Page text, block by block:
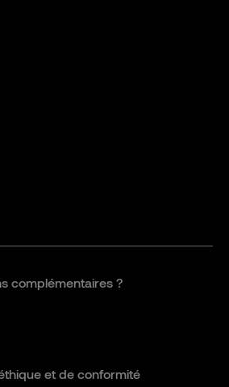
complémentaires ?
et de conformité